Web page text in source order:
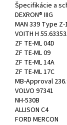
Špecifikácie a
DEXRON® IIIG
MAN 339 Type Z-
VOITH H
ZF TE-ML 04D
ZF TE-ML 09
ZF TE-ML 14A
ZF TE-ML 17C
MB-Approval
VOLVO 97341
NH-530B
ALLISON C4
FORD MERCON